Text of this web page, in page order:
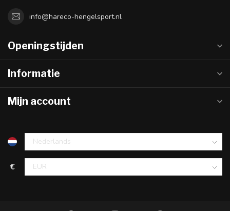
info@hareco-hengelsport.nl
Openingstijden
Informatie
Mijn account
€